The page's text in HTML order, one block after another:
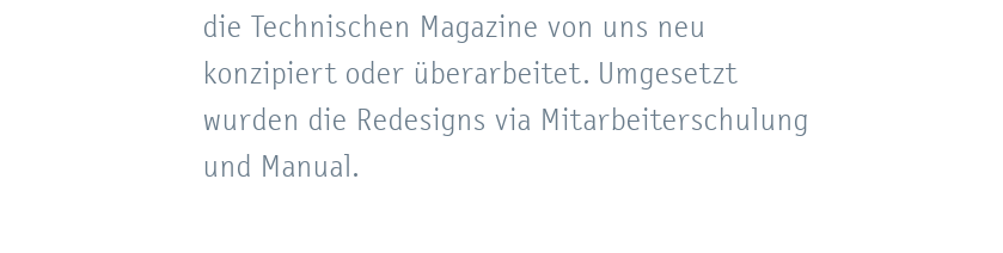
die Technischen Magazine von uns neu
konzipiert oder überarbeitet. Umgesetzt
wurden die Redesigns via Mitarbeiterschulung
und Manual.